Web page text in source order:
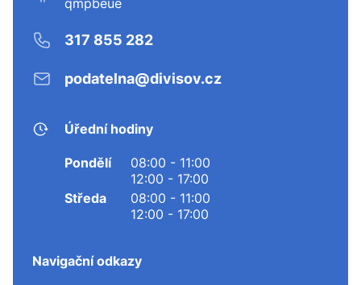
317 855 282
podatelna@divisov.cz
Úřední hodiny
Pondělí
08:00 - 11:00
12:00 - 17:00
Středa
08:00 - 11:00
12:00 - 17:00
Navigační odkazy